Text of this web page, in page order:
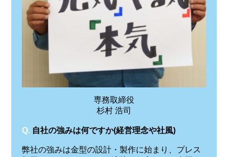
専務取締役
杉村 浩司
Q. 自社の強みは何ですか(経営理念や社風)
弊社の強みは金型の設計・製作に始まり、プレス